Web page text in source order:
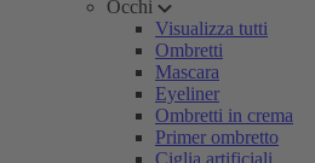
Occhi
Visualizza tutti
Ombretti
Mascara
Eyeliner
Ombretti in crema
Primer ombretto
Ciglia artificiali